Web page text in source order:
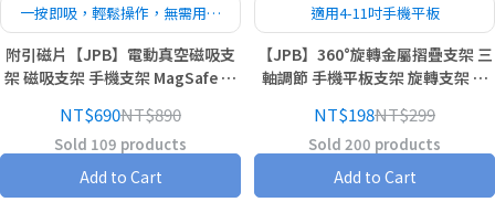
一按即吸，輕鬆操作，無需用力
拉扯
附引磁片【JPB】電動真空磁吸支
架 磁吸支架 手機支架 MagSafe 折
架
NT$690NT$890
Sold 109 products
Add to Cart
適用4-11吋手機平板
【JPB】360°旋轉金屬摺疊支架 三
軸調節 手機平板支架 旋轉支架 摺
NT$198NT$299
Sold 200 products
Add to Cart